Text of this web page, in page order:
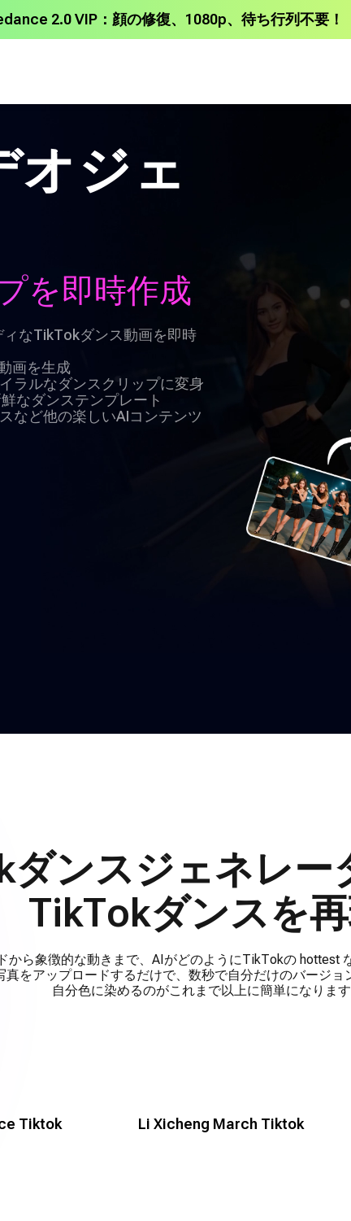
2.0 VIP：顔の修復、1080p、待ち行列不要！
オジェ
を即時作成
なTikTokダンス動画を即時
画を生成
ラルなダンスクリップに変身
なダンステンプレート
など他の楽しいAIコンテンツ
ダンスジェネレー
TikTokダンスを
から象徴的な動きまで、AIがどのようにTikTokの hottest
をアップロードするだけで、数秒で自分だけのバージョ
自分色に染めるのがこれまで以上に簡単になります
Tiktok Li Xicheng March Tiktok